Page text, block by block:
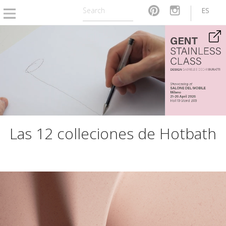
ES
Las 12 colleciones de Hotbath